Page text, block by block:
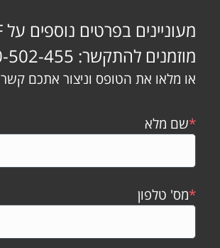
מוזמנים להתקשר: 1-700-502-455
או מלאו את הטופס וניצור אתכם קשר
*שם מלא
*מס' טלפון